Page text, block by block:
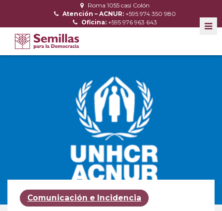
Roma 1055 casi Colón
Atención – ACNUR: +595 974 350 980
Oficina: +595 976 963 643
Comunicación e Incidencia